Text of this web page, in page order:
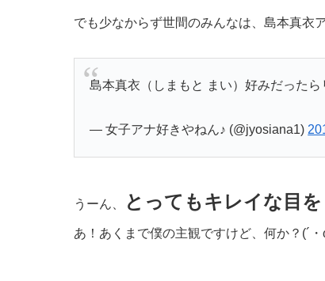
でも少なからず世間のみんなは、島本真衣
島本真衣（しまもと まい）好みだったら
— 女子アナ好きやねん♪ (@jyosiana1)
うーん、 とってもキレイな目を
あ！あくまで僕の主観ですけど、何か？(´